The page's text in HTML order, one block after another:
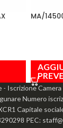
MA/
Iscrizione
Numero
Capitale
PEC: